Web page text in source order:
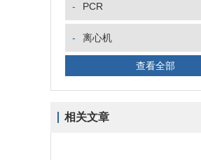
- PCR
- 离心机
查看全部
相关文章